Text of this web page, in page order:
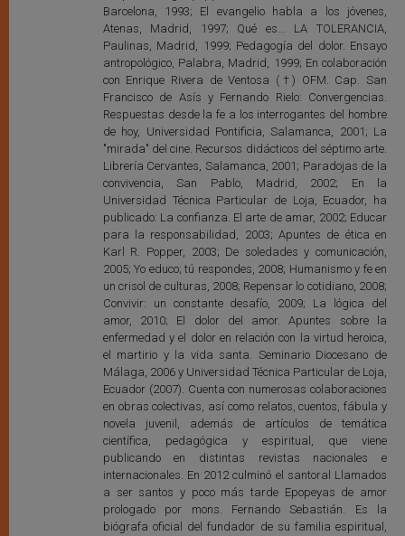
Barcelona, 1993; El evangelio habla a los jóvenes,
Atenas, Madrid, 1997; Qué es... LA TOLERANCIA,
Paulinas, Madrid, 1999; Pedagogía del dolor. Ensayo
antropológico, Palabra, Madrid, 1999; En colaboración
con Enrique Rivera de Ventosa (†) OFM. Cap. San
Francisco de Asís y Fernando Rielo: Convergencias.
Respuestas desde la fe a los interrogantes del hombre
de hoy, Universidad Pontificia, Salamanca, 2001; La
"mirada" del cine. Recursos didácticos del séptimo arte.
Librería Cervantes, Salamanca, 2001; Paradojas de la
convivencia, San Pablo, Madrid, 2002; En la
Universidad Técnica Particular de Loja, Ecuador, ha
publicado: La confianza. El arte de amar, 2002; Educar
para la responsabilidad, 2003; Apuntes de ética en
Karl R. Popper, 2003; De soledades y comunicación,
2005; Yo educo; tú respondes, 2008; Humanismo y fe en
un crisol de culturas, 2008; Repensar lo cotidiano, 2008;
Convivir: un constante desafío, 2009; La lógica del
amor, 2010; El dolor del amor. Apuntes sobre la
enfermedad y el dolor en relación con la virtud heroica,
el martirio y la vida santa. Seminario Diocesano de
Málaga, 2006 y Universidad Técnica Particular de Loja,
Ecuador (2007). Cuenta con numerosas colaboraciones
en obras colectivas, así como relatos, cuentos, fábula y
novela juvenil, además de artículos de temática
científica, pedagógica y espiritual, que viene
publicando en distintas revistas nacionales e
internacionales. En 2012 culminó el santoral Llamados
a ser santos y poco más tarde Epopeyas de amor
prologado por mons. Fernando Sebastián. Es la
biógrafa oficial del fundador de su familia espiritual,